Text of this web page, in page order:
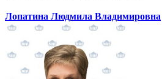
Лопатина Людмила Владимировна